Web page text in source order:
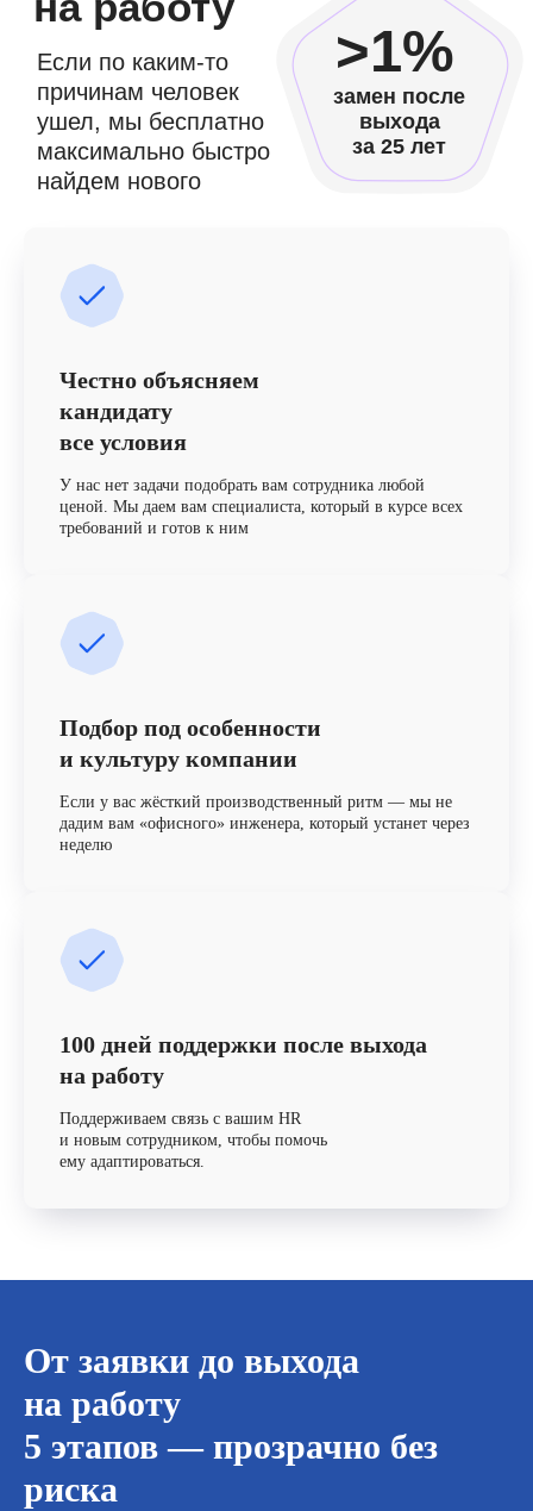
Честно объясняем
кандидату
все условия
У нас нет задачи подобрать вам сотрудника любой
ценой. Мы даем вам специалиста, который в курсе всех
требований и готов к ним
Подбор под особенности
и культуру компании
Если у вас жёсткий производственный ритм — мы не
дадим вам «офисного» инженера, который устанет через
неделю
100 дней поддержки после выхода
на работу
Поддерживаем связь с вашим HR
и новым сотрудником, чтобы помочь
ему адаптироваться.
От заявки до выхода
на работу
5 этапов — прозрачно без
риска